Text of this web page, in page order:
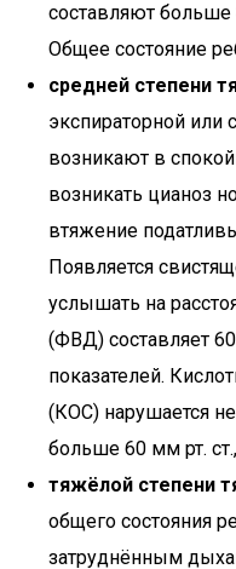
составляют больше
Общее состояние
средней степени
экспираторной
возникают в
возникать цианоз
втяжение
Появляется
услышать на
(ФВД) составляет
показателей.
(КОС) нарушается
больше 60 мм рт.
тяжёлой степени
общего состояния
затруднённым